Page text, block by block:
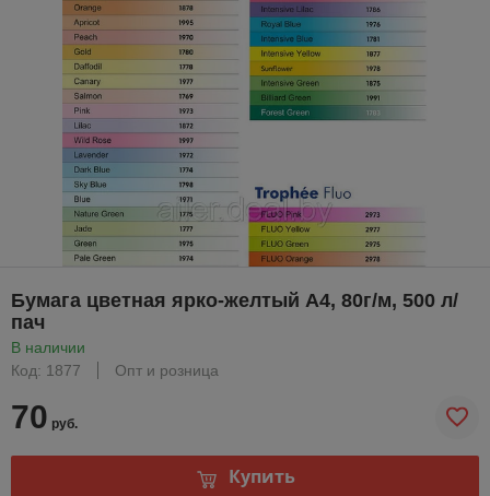
Бумага цветная ярко-желтый A4, 80г/м, 500 л/
пач
В наличии
Код: 1877
Опт и розница
70 руб.
Купить